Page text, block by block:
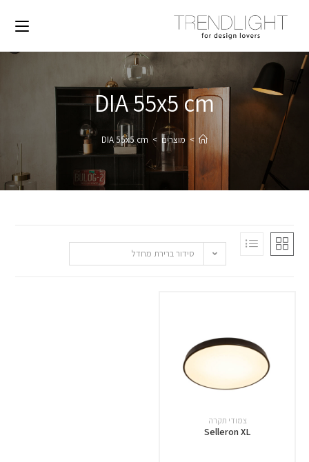
DIA 55x5 cm
> מוצרים >
DIA 55x5 cm
סידור ברירת מחדל
צמודי תקרה
Selleron XL